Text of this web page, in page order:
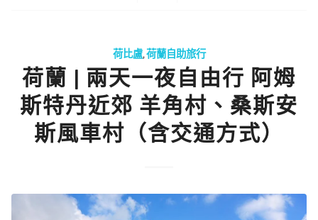
荷比盧,荷蘭自助旅行
荷蘭 | 兩天一夜自由行 阿姆
斯特丹近郊 羊角村、桑斯安
斯風車村（含交通方式）